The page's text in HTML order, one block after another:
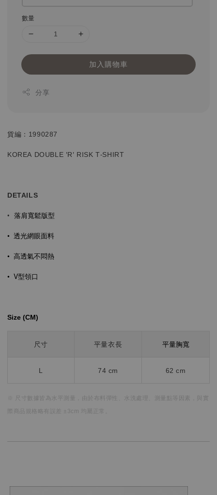
數量
加入購物車
分享
貨編：1990287
KOREA DOUBLE 'R' RISK T-SHIRT
DETAILS
• 落肩寬鬆版型
• 透光網眼面料
• 高透氣不悶熱
• V型領口
Size (CM)⁡⁡
尺寸 平量衣長 平量胸寬
L 74 cm 62 cm
※ 尺寸數據皆為水平測量， 由於布料彈性、水洗處理、測量點等因素，
際商品規格略有誤差 ±3cm 均屬正常。